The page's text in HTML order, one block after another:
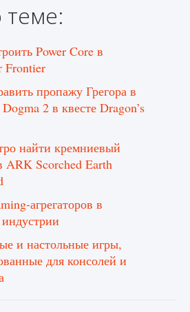
Power Core в
Frontier
пропажу Грегора в
Dogma 2 в квесте Dragon’s
найти кремниевый
ARK Scorched Earth
агрегаторов в
и настольные игры,
для консолей и